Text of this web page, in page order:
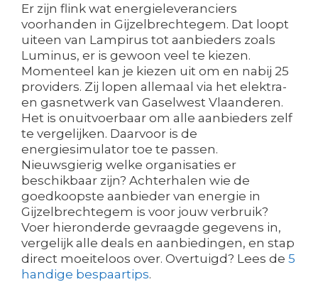
Er zijn flink wat energieleveranciers
voorhanden in Gijzelbrechtegem. Dat loopt
uiteen van Lampirus tot aanbieders zoals
Luminus, er is gewoon veel te kiezen.
Momenteel kan je kiezen uit om en nabij 25
providers. Zij lopen allemaal via het elektra-
en gasnetwerk van Gaselwest Vlaanderen.
Het is onuitvoerbaar om alle aanbieders zelf
te vergelijken. Daarvoor is de
energiesimulator toe te passen.
Nieuwsgierig welke organisaties er
beschikbaar zijn? Achterhalen wie de
goedkoopste aanbieder van energie in
Gijzelbrechtegem is voor jouw verbruik?
Voer hieronderde gevraagde gegevens in,
vergelijk alle deals en aanbiedingen, en stap
direct moeiteloos over. Overtuigd? Lees de 5
handige bespaartips.